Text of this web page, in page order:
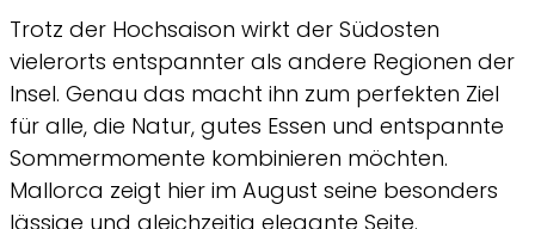
Trotz der Hochsaison wirkt der Südosten
vielerorts entspannter als andere Regionen der
Insel. Genau das macht ihn zum perfekten Ziel
für alle, die Natur, gutes Essen und entspannte
Sommermomente kombinieren möchten.
Mallorca zeigt hier im August seine besonders
lässige und gleichzeitig elegante Seite.